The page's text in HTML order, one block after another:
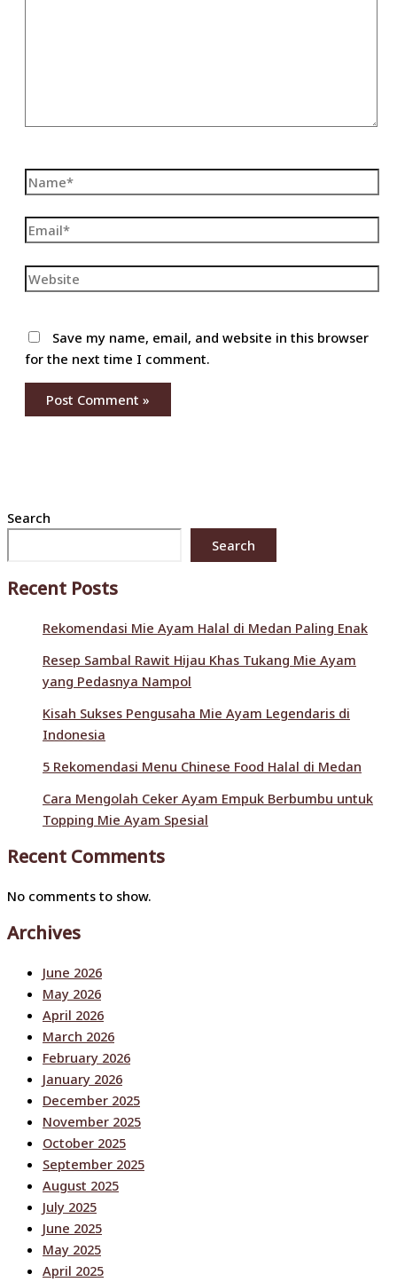
Name*
Email*
Website
Save my name, email, and website in this browser
for the next time I comment.
Search
Search
Recent Posts
Rekomendasi Mie Ayam Halal di Medan Paling Enak
Resep Sambal Rawit Hijau Khas Tukang Mie Ayam
yang Pedasnya Nampol
Kisah Sukses Pengusaha Mie Ayam Legendaris di
Indonesia
5 Rekomendasi Menu Chinese Food Halal di Medan
Cara Mengolah Ceker Ayam Empuk Berbumbu untuk
Topping Mie Ayam Spesial
Recent Comments
No comments to show.
Archives
June 2026
May 2026
April 2026
March 2026
February 2026
January 2026
December 2025
November 2025
October 2025
September 2025
August 2025
July 2025
June 2025
May 2025
April 2025